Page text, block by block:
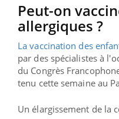
Peut-on
allergiques ?
La vaccination des
par des spécialistes à
du Congrès
tenu cette semaine au
Un élargissement de la